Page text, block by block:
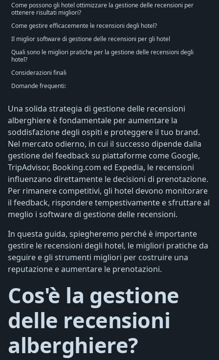
Come possono gli hotel ottimizzare la gestione delle recensioni per
ottenere risultati migliori?
Come gestire efficacemente le recensioni degli hotel?
Il miglior software di gestione delle recensioni per gli hotel
Quali sono le migliori pratiche per la gestione delle recensioni degli
hotel?
Considerazioni finali
Domande frequenti:
Una solida strategia di gestione delle recensioni
alberghiere è fondamentale per aumentare la
soddisfazione degli ospiti e proteggere il tuo brand.
Nel mercato odierno, in cui il successo dipende dalla
gestione del feedback su piattaforme come Google,
TripAdvisor, Booking.com ed Expedia, le recensioni
influenzano direttamente le decisioni di prenotazione.
Per rimanere competitivi, gli hotel devono monitorare
il feedback, rispondere tempestivamente e sfruttare al
meglio i software di gestione delle recensioni.
In questa guida, spiegheremo perché è importante
gestire le recensioni degli hotel, le migliori pratiche da
seguire e gli strumenti migliori per costruire una
reputazione e aumentare le prenotazioni.
Cos'è la gestione
delle recensioni
alberghiere?